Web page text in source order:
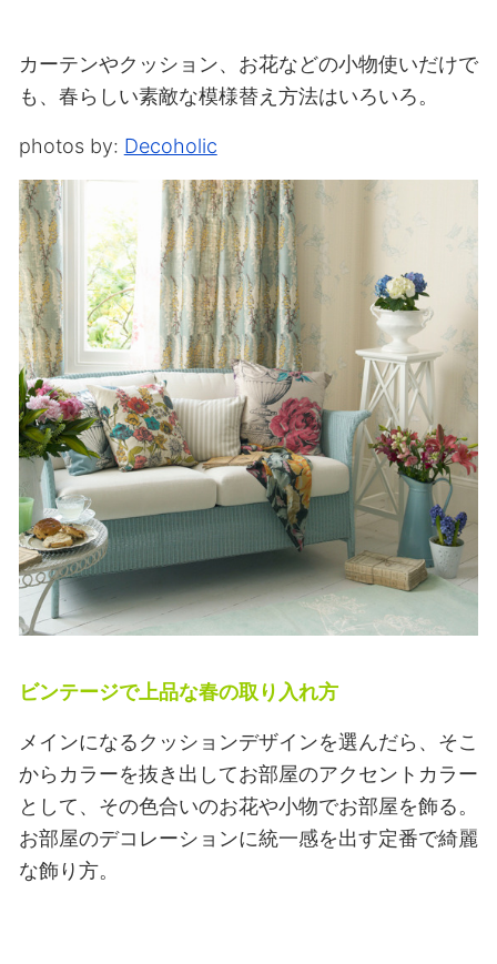
カーテンやクッション、お花などの小物使いだけで
も、春らしい素敵な模様替え方法はいろいろ。
photos by: Decoholic
ビンテージで上品な春の取り入れ方
メインになるクッションデザインを選んだら、そこ
からカラーを抜き出してお部屋のアクセントカラー
として、その色合いのお花や小物でお部屋を飾る。
お部屋のデコレーションに統一感を出す定番で綺麗
な飾り方。